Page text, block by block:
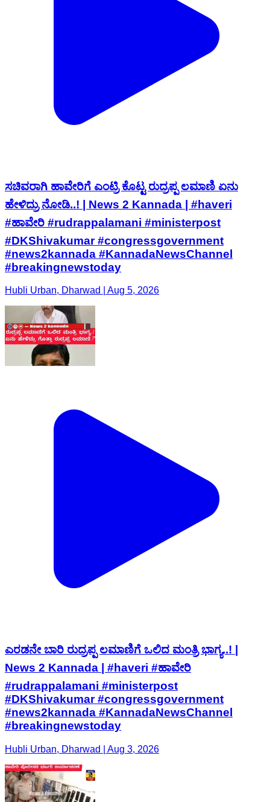
ಸಚಿವರಾಗಿ ಹಾವೇರಿಗೆ ಎಂಟ್ರಿ ಕೊಟ್ಟ ರುದ್ರಪ್ಪ ಲಮಾಣಿ ಏನು
ಹೇಳಿದ್ರು ನೋಡಿ..! | News 2 Kannada | #haveri
#ಹಾವೇರಿ #rudrappalamani #ministerpost
#DKShivakumar #congressgovernment
#news2kannada #KannadaNewsChannel
#breakingnewstoday
Hubli Urban, Dharwad | Aug 5, 2026
ಎರಡನೇ ಬಾರಿ ರುದ್ರಪ್ಪ ಲಮಾಣಿಗೆ ಒಲಿದ ಮಂತ್ರಿ ಭಾಗ್ಯ..! |
News 2 Kannada | #haveri #ಹಾವೇರಿ
#rudrappalamani #ministerpost
#DKShivakumar #congressgovernment
#news2kannada #KannadaNewsChannel
#breakingnewstoday
Hubli Urban, Dharwad | Aug 3, 2026